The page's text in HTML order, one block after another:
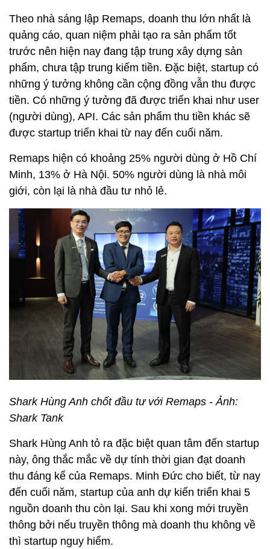
Theo nhà sáng lập Remaps, doanh thu lớn nhất là
quảng cáo, quan niệm phải tạo ra sản phẩm tốt
trước nên hiện nay đang tập trung xây dựng sản
phẩm, chưa tập trung kiếm tiền. Đặc biệt, startup có
những ý tưởng không cần cộng đồng vẫn thu được
tiền. Có những ý tưởng đã được triển khai như user
(người dùng), API. Các sản phẩm thu tiền khác sẽ
được startup triển khai từ nay đến cuối năm.
Remaps hiện có khoảng 25% người dùng ở Hồ Chí
Minh, 13% ở Hà Nội. 50% người dùng là nhà môi
giới, còn lại là nhà đầu tư nhỏ lẻ.
Shark Hùng Anh chốt đầu tư với Remaps - Ảnh:
Shark Tank
Shark Hùng Anh tỏ ra đặc biệt quan tâm đến startup
này, ông thắc mắc về dự tính thời gian đạt doanh
thu đáng kể của Remaps. Minh Đức cho biết, từ nay
đến cuối năm, startup của anh dự kiến triển khai 5
nguồn doanh thu còn lại. Sau khi xong mới truyền
thông bởi nếu truyền thông mà doanh thu không về
thì startup nguy hiểm.